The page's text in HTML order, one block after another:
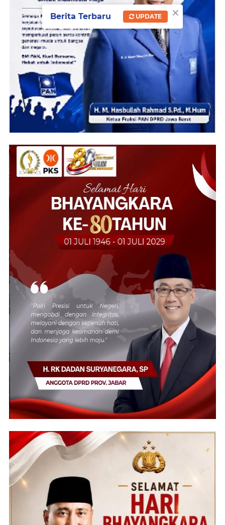
×
Berita Terbaru UPDATE